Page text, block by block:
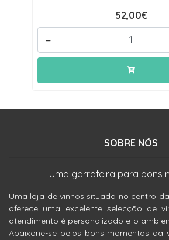
52,00€
-
SOBRE NÓS
Uma garrafeira para bons
Uma loja de vinhos situada no centro
oferece uma excelente selecção de
atendimento é personalizado e o
Apaixone-se pelos bons momentos da